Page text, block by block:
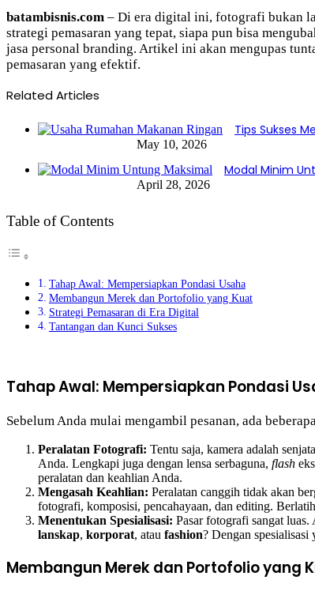
batambisnis.com – Di era digital ini, fotografi bukan
strategi pemasaran yang tepat, siapa pun bisa
jasa personal branding. Artikel ini akan mengupas
pemasaran yang efektif.
Related Articles
Tips Sukses
May 10, 2026
Modal Minim
April 28, 2026
Table of Contents
Tahap Awal: Mempersiapkan Pondasi Usaha
Membangun Merek dan Portofolio yang Kuat
Strategi Pemasaran di Era Digital
Tantangan dan Kunci Sukses
Tahap Awal: Mempersiapkan Pondasi
Sebelum Anda mulai mengambil pesanan, ada
Peralatan Fotografi: Tentu saja, kamera adalah
Anda. Lengkapi juga dengan lensa serbaguna, flash
peralatan dan keahlian Anda.
Mengasah Keahlian: Peralatan canggih tidak akan
fotografi, komposisi, pencahayaan, dan editing.
Menentukan Spesialisasi: Pasar fotografi sangat
lanskap, korporat, atau fashion? Dengan spesialisasi
Membangun Merek dan Portofolio yang